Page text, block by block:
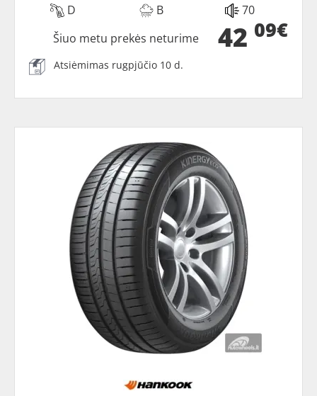
D
B 70
42 09€
Šiuo metu prekės neturime
Atsiėmimas rugpjūčio 10 d.